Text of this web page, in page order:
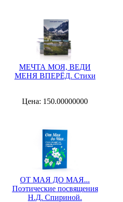
МЕЧТА МОЯ, ВЕДИ
МЕНЯ ВПЕРЁД. Стихи
Цена: 150.00000000
ОТ МАЯ ДО МАЯ...
Поэтические посвящения
Н.Д. Спириной.